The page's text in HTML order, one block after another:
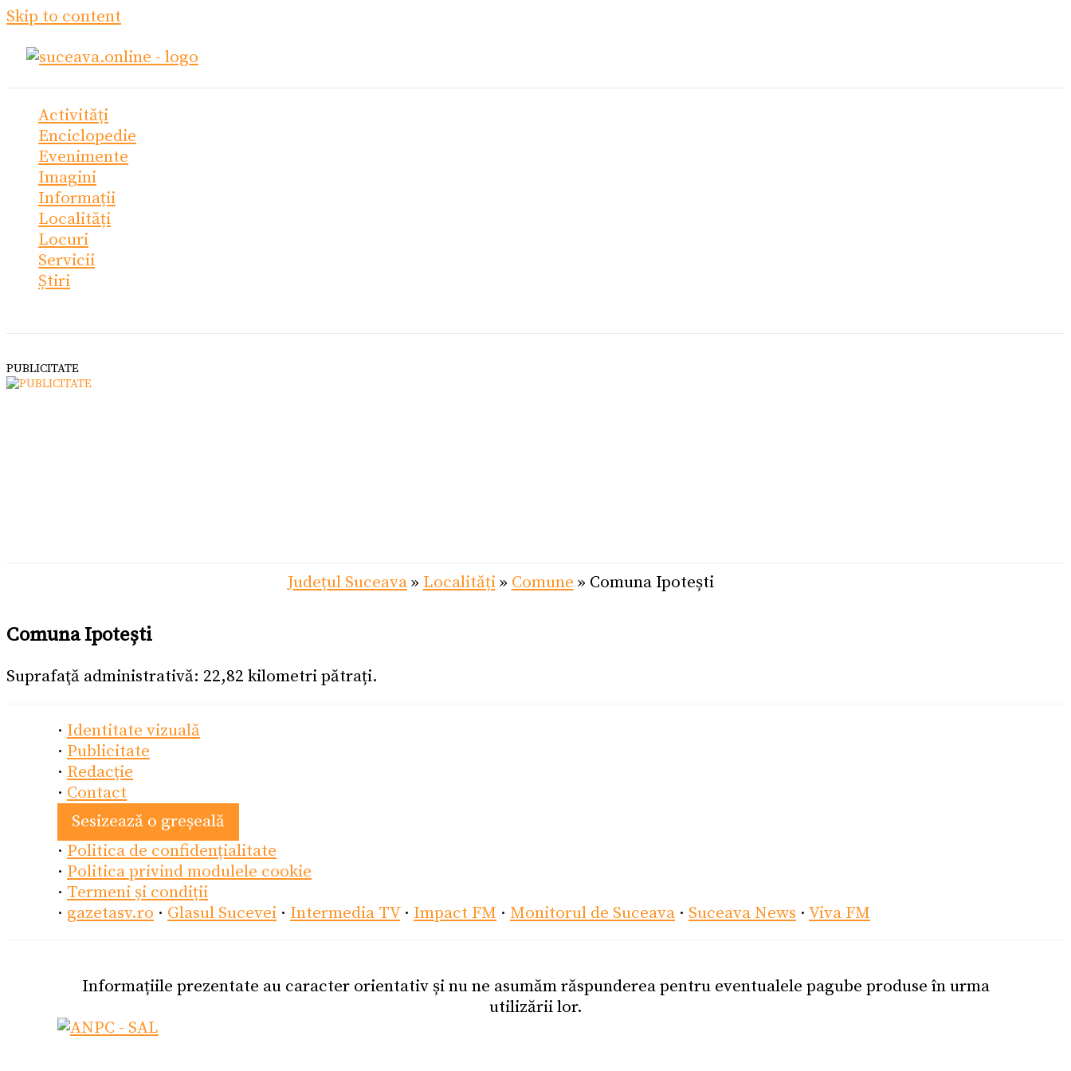
Skip to content
Activități
Enciclopedie
Evenimente
Imagini
Informații
Localități
Locuri
Servicii
Știri
PUBLICITATE
Județul Suceava» Localități» Comune » Comuna Ipotești
Comuna Ipotești
Suprafaţă administrativă: 22,82 kilometri pătrați.
· Identitate vizuală
· Publicitate
· Redacție
· Contact
Sesizează o greșeală
· Politica de confidențialitate
· Politica privind modulele cookie
· Termeni și condiții
· gazetasv.ro · Glasul Sucevei · Intermedia TV· Impact FM · Monitorul de Suceava · Suceava News · Viva FM
Informațiile prezentate au caracter orientativ și nu ne asumăm răspunderea pentru eventualele pagube produse în urma
utilizării lor.